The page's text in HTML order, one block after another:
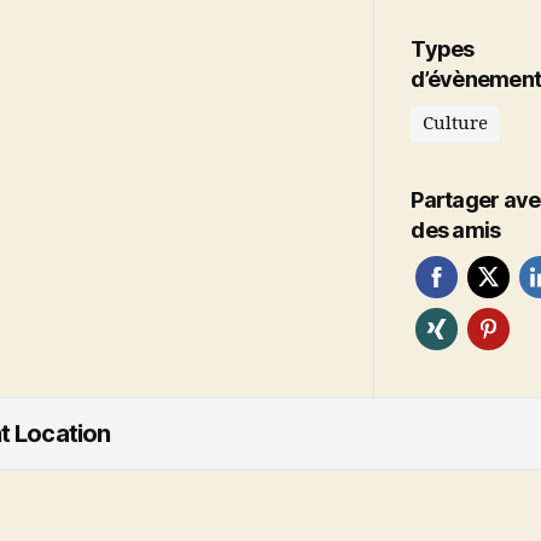
Types
Culture
Partager
des amis
Location